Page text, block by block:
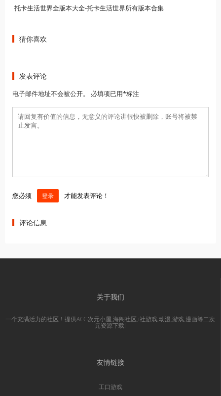
托卡生活世界全版本大全-托卡生活世界所有版本合集
猜你喜欢
发表评论
电子邮件地址不会被公开。 必填项已用*标注
您必须 登录 才能发表评论！
评论信息
关于我们
一个充满活力的社区！提供ACG次元小屋,海阁社区,i社游戏,动漫,游戏,漫画等二次
元资源下载!
友情链接
工口游戏